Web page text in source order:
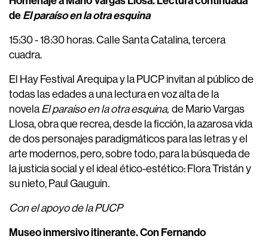
deEl paraíso en la otra esquina
15:30 - 18:30 horas. Calle Santa Catalina, tercera
cuadra.
El Hay Festival Arequipa y la PUCP invitan al público de
todas las edades a una lectura en voz alta de la
novela El paraíso en la otra esquina, de Mario Vargas
Llosa, obra que recrea, desde la ficción, la azarosa vida
de dos personajes paradigmáticos para las letras y el
arte modernos, pero, sobre todo, para la búsqueda de
la justicia social y el ideal ético-estético: Flora Tristán y
su nieto, Paul Gauguin.
Con el apoyo de la PUCP
Museo inmersivo itinerante. Con Fernando